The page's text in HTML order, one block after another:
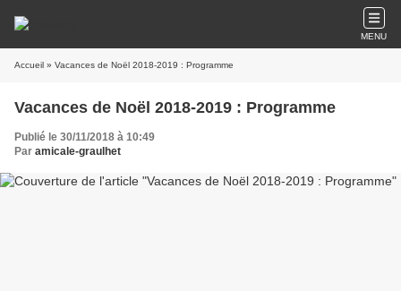
MENU
Accueil » Vacances de Noël 2018-2019 : Programme
Vacances de Noël 2018-2019 : Programme
Publié le 30/11/2018 à 10:49
Par amicale-graulhet